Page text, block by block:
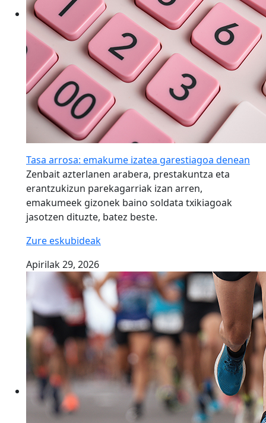
Tasa arrosa: emakume izatea garestiagoa denean
Zenbait azterlanen arabera, prestakuntza eta
erantzukizun parekagarriak izan arren,
emakumeek gizonek baino soldata txikiagoak
jasotzen dituzte, batez beste.
Zure eskubideak
Apirilak 29, 2026